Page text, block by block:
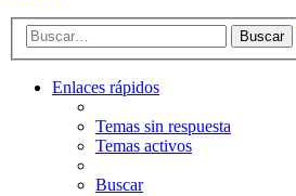
Buscar
Enlaces rápidos
Temas sin respuesta
Temas activos
Buscar